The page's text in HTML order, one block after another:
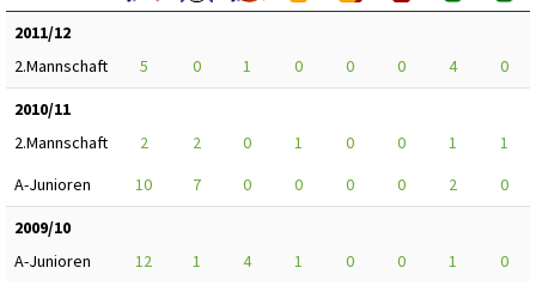
2011/12
2.Mannschaft
5 0 1 0 0 0 4
0
2010/11
2.Mannschaft
2 2 0 1 0 0 1
1
A-Junioren
10 7 0 0 0 0 2
0
2009/10
A-Junioren
12 1 4 1 0 0 1 0